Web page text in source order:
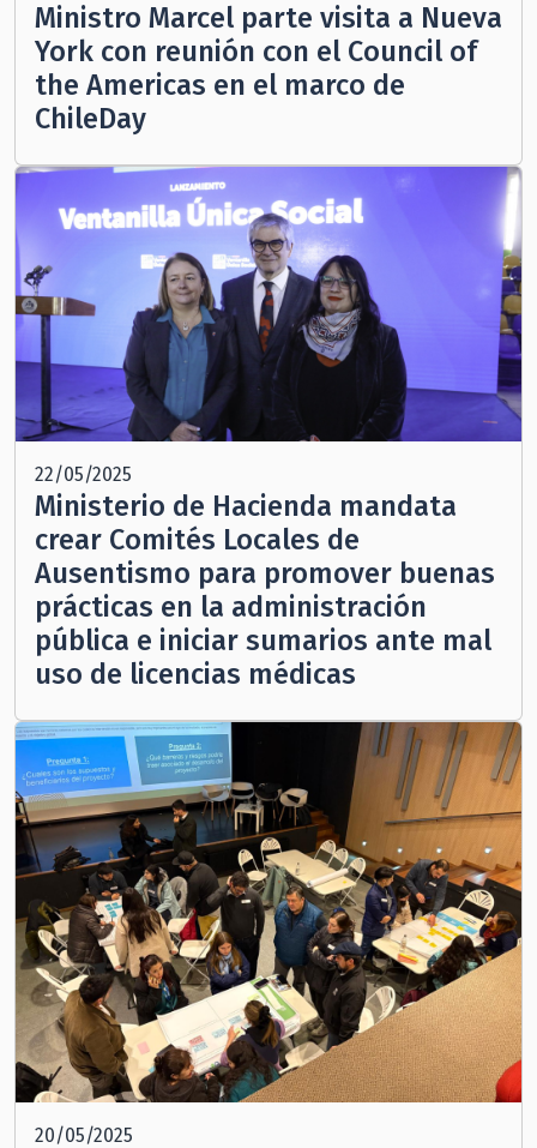
Ministro Marcel parte visita a Nueva
York con reunión con el Council of
the Americas en el marco de
ChileDay
22/05/2025
Ministerio de Hacienda mandata
crear Comités Locales de
Ausentismo para promover buenas
prácticas en la administración
pública e iniciar sumarios ante mal
uso de licencias médicas
20/05/2025